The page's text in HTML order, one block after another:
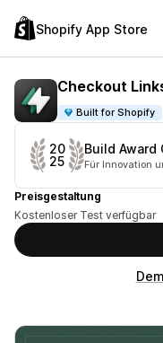
Shopify App Store
Checkout
Built for Shopify
20
25
Build Award
Für Innovation
Preisgestaltung
Kostenloser Test verfügbar